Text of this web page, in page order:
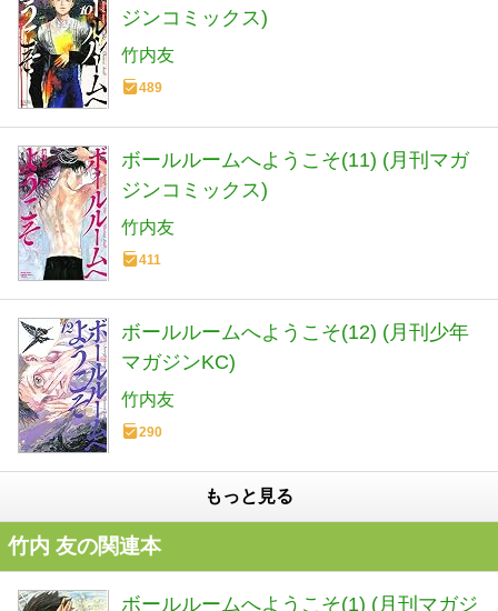
ジンコミックス)
竹内友
489
ボールルームへようこそ(11) (月刊マガ
ジンコミックス)
竹内友
411
ボールルームへようこそ(12) (月刊少年
マガジンKC)
竹内友
290
もっと見る
竹内 友の関連本
ボールルームへようこそ(1) (月刊マガジ